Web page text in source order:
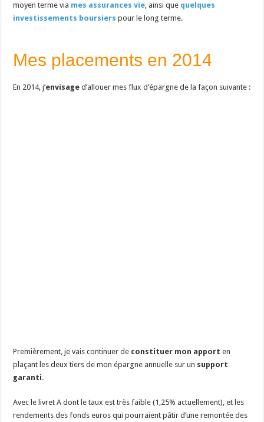
moyen terme via mes assurances vie , ainsi que quelques
investissements boursiers pour le long terme.
Mes placements en 2014
En 2014, j’envisage d’allouer mes flux d’épargne de la façon suivante :
Premièrement, je vais continuer de constituer mon apport en
plaçant les deux tiers de mon épargne annuelle sur un support
garanti.
Avec le livret A dont le taux est très faible (1,25% actuellement), et les
rendements des fonds euros qui pourraient pâtir d’une remontée des